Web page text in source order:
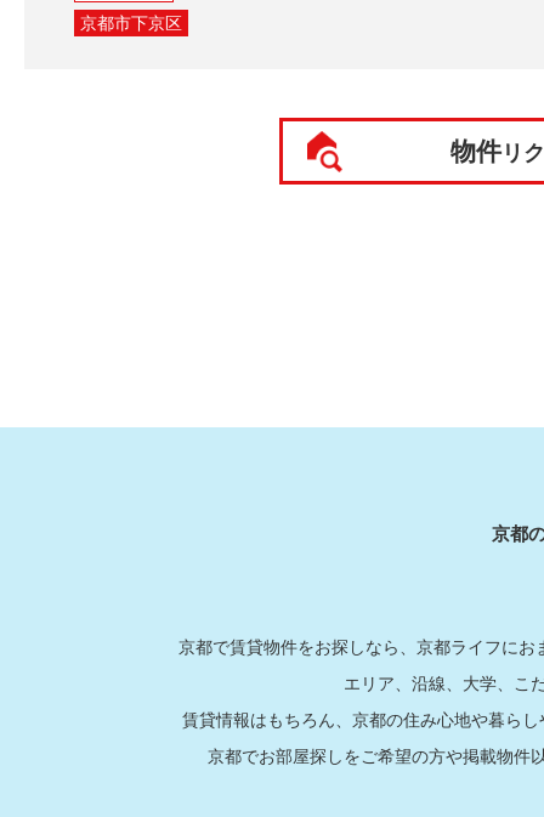
京都市下京区
物件リ
京都
京都で賃貸物件をお探しなら、京都ライフに
エリア、沿線、大学、こ
賃貸情報はもちろん、京都の住み心地や暮ら
京都でお部屋探しをご希望の方や掲載物件